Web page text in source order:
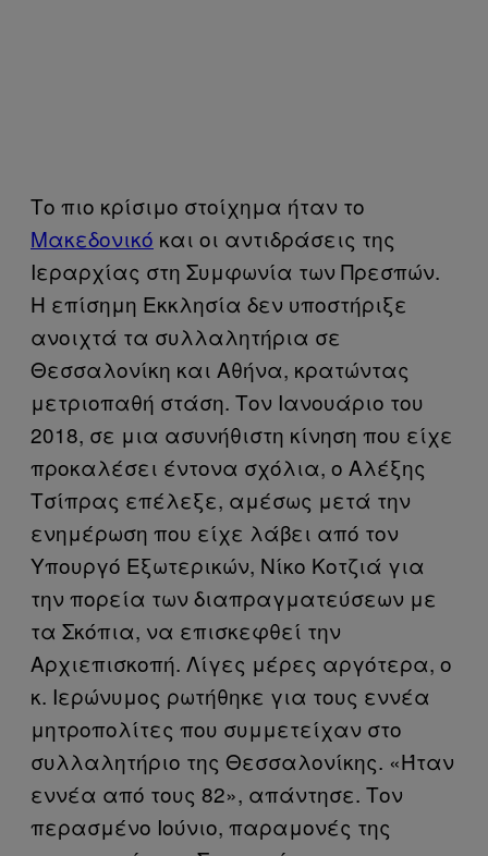
Το πιο κρίσιμο στοίχημα ήταν το
Μακεδονικό και οι αντιδράσεις της
Ιεραρχίας στη Συμφωνία των Πρεσπών.
Η επίσημη Εκκλησία δεν υποστήριξε
ανοιχτά τα συλλαλητήρια σε
Θεσσαλονίκη και Αθήνα, κρατώντας
μετριοπαθή στάση. Τον Ιανουάριο του
2018, σε μια ασυνήθιστη κίνηση που είχε
προκαλέσει έντονα σχόλια, ο Αλέξης
Τσίπρας επέλεξε, αμέσως μετά την
ενημέρωση που είχε λάβει από τον
Υπουργό Εξωτερικών, Νίκο Κοτζιά για
την πορεία των διαπραγματεύσεων με
τα Σκόπια, να επισκεφθεί την
Αρχιεπισκοπή. Λίγες μέρες αργότερα, ο
κ. Ιερώνυμος ρωτήθηκε για τους εννέα
μητροπολίτες που συμμετείχαν στο
συλλαλητήριο της Θεσσαλονίκης. «Ήταν
εννέα από τους 82», απάντησε. Τον
περασμένο Ιούνιο, παραμονές της